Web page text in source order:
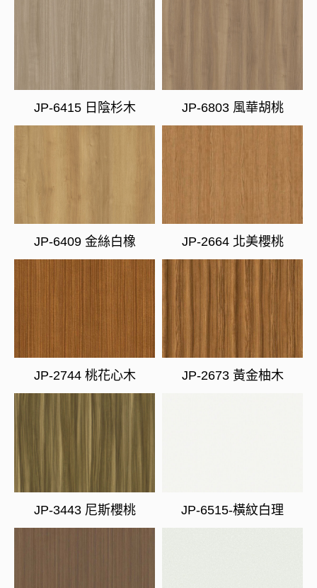
JP-6415 日陰杉木 JP-6803 風華胡桃
JP-6409 金絲白橡 JP-2664 北美櫻桃
JP-2744 桃花心木 JP-2673 黃金柚木
JP-3443 尼斯櫻桃 JP-6515-橫紋白理